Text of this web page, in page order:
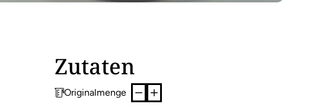
Zutaten
Originalmenge